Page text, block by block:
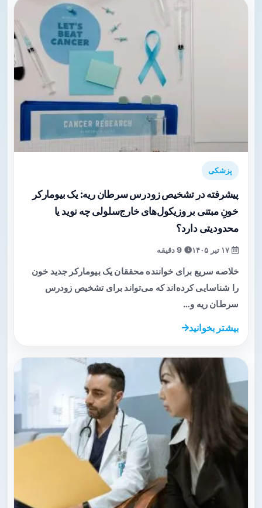
پزشکی
پیشرفته در تشخیص زودرس سرطان ریه: یک بیومارکر
خونِ مبتنی بر وزیکول‌های خارج‌سلولی چه نوید یا
محدودیتی دارد؟
خلاصه سریع برای خواننده محققان یک بیومارکر جدید خون
را شناسایی کرده‌اند که می‌تواند برای تشخیص زودرس
سرطان ریه و…
بیشتر بخوانید